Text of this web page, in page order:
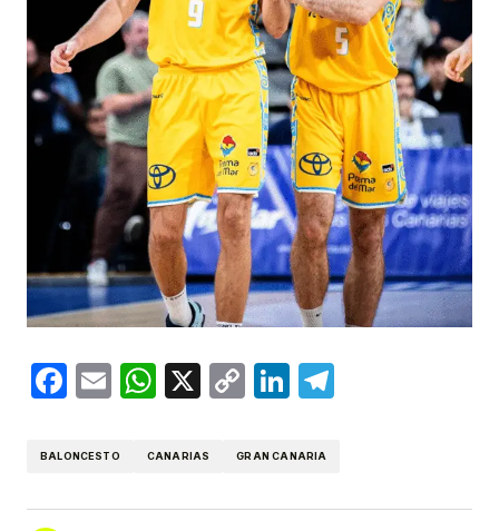
Facebook
EmailWhatsApp
X
CopyLinkedIn
BALONCESTO CANARIAS GRAN CANARIA